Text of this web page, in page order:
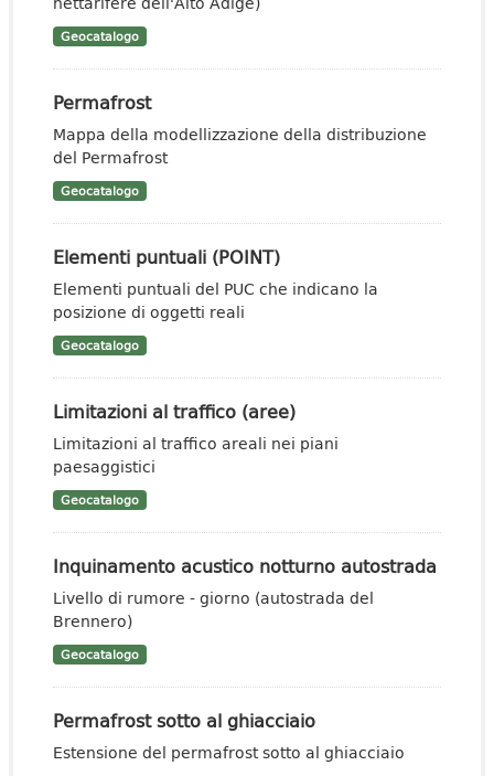
Geocatalogo
Permafrost
Mappa della modellizzazione della distribuzione
del Permafrost
Geocatalogo
Elementi puntuali (POINT)
Elementi puntuali del PUC che indicano la
posizione di oggetti reali
Geocatalogo
Limitazioni al traffico (aree)
Limitazioni al traffico areali nei piani
paesaggistici
Geocatalogo
Inquinamento acustico notturno autostrada
Livello di rumore - giorno (autostrada del
Brennero)
Geocatalogo
Permafrost sotto al ghiacciaio
Estensione del permafrost sotto al ghiacciaio